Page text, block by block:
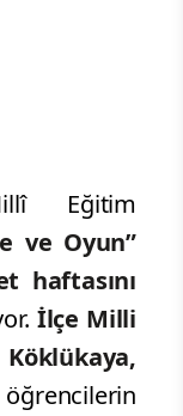
Eğitim
ve Oyun”
haftasını
İlçe Milli